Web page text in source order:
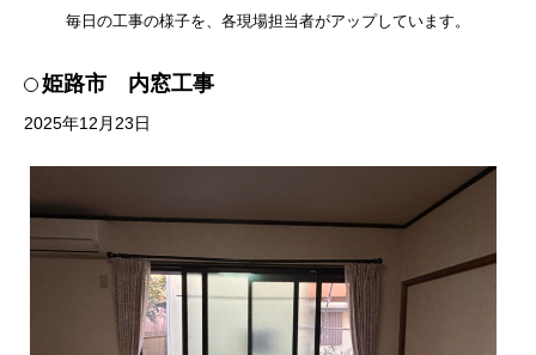
毎日の工事の様子を、各現場担当者がアップしています。
姫路市 内窓工事
2025年12月23日